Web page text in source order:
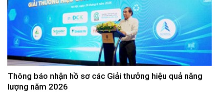
Thông báo nhận hồ sơ các Giải thưởng hiệu quả năng
lượng năm 2026